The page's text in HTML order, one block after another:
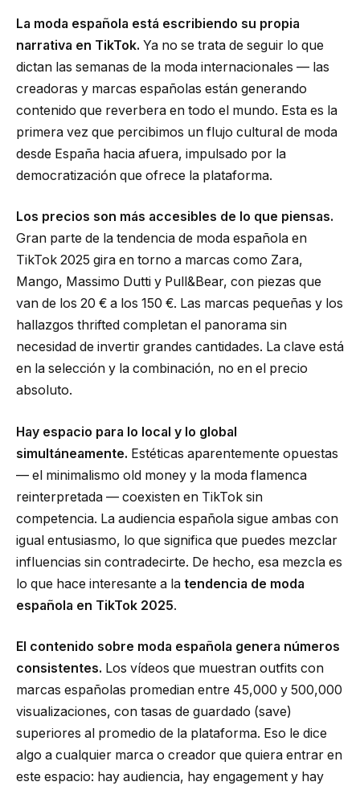
La moda española está escribiendo su propia
narrativa en TikTok. Ya no se trata de seguir lo que
dictan las semanas de la moda internacionales — las
creadoras y marcas españolas están generando
contenido que reverbera en todo el mundo. Esta es la
primera vez que percibimos un flujo cultural de moda
desde España hacia afuera, impulsado por la
democratización que ofrece la plataforma.
Los precios son más accesibles de lo que piensas.
Gran parte de la tendencia de moda española en
TikTok 2025 gira en torno a marcas como Zara,
Mango, Massimo Dutti y Pull&Bear, con piezas que
van de los 20 € a los 150 €. Las marcas pequeñas y los
hallazgos thrifted completan el panorama sin
necesidad de invertir grandes cantidades. La clave está
en la selección y la combinación, no en el precio
absoluto.
Hay espacio para lo local y lo global
simultáneamente. Estéticas aparentemente opuestas
— el minimalismo old money y la moda flamenca
reinterpretada — coexisten en TikTok sin
competencia. La audiencia española sigue ambas con
igual entusiasmo, lo que significa que puedes mezclar
influencias sin contradecirte. De hecho, esa mezcla es
lo que hace interesante a la tendencia de moda
española en TikTok 2025.
El contenido sobre moda española genera números
consistentes. Los vídeos que muestran outfits con
marcas españolas promedian entre 45,000 y 500,000
visualizaciones, con tasas de guardado (save)
superiores al promedio de la plataforma. Eso le dice
algo a cualquier marca o creador que quiera entrar en
este espacio: hay audiencia, hay engagement y hay